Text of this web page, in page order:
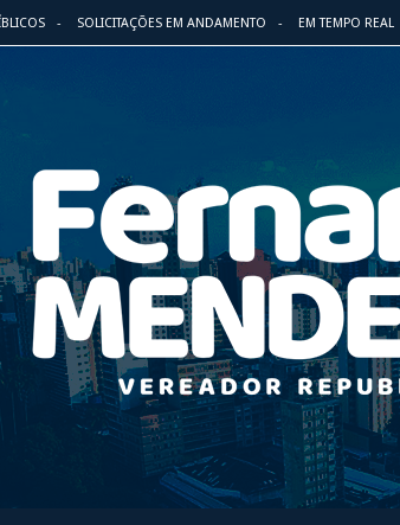
SOLICITAÇÕES EM ANDAMENTO EM TEMPO REAL